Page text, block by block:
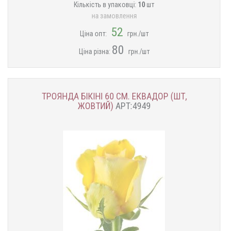
Кількість в упаковці: 10 шт
на замовлення
Ціна опт: 52 грн./шт
Ціна різна: 80 грн./шт
ТРОЯНДА БІКІНІ 60 СМ. ЕКВАДОР (ШТ,
ЖОВТИЙ) АРТ:4949